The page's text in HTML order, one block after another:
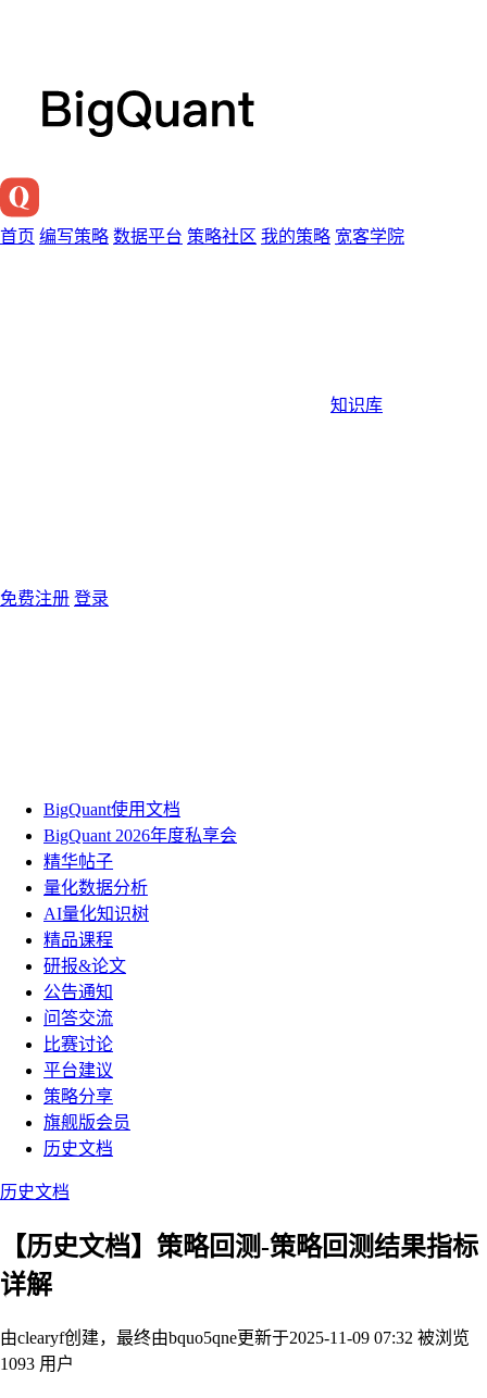
首页 编写策略 数据平台 策略社区 我的策略 宽客学院
知识库
免费注册 登录
BigQuant使用文档
BigQuant 2026年度私享会
精华帖子
量化数据分析
AI量化知识树
精品课程
研报&论文
公告通知
问答交流
比赛讨论
平台建议
策略分享
旗舰版会员
历史文档
历史文档
【历史文档】策略回测-策略回测结果指标
详解
由clearyf创建，最终由bquo5qne更新于2025-11-09 07:32 被浏览
1093 用户